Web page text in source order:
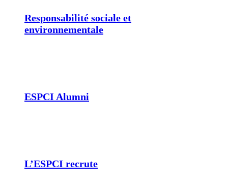
Responsabilité sociale et
environnementale
ESPCI Alumni
L’ESPCI recrute